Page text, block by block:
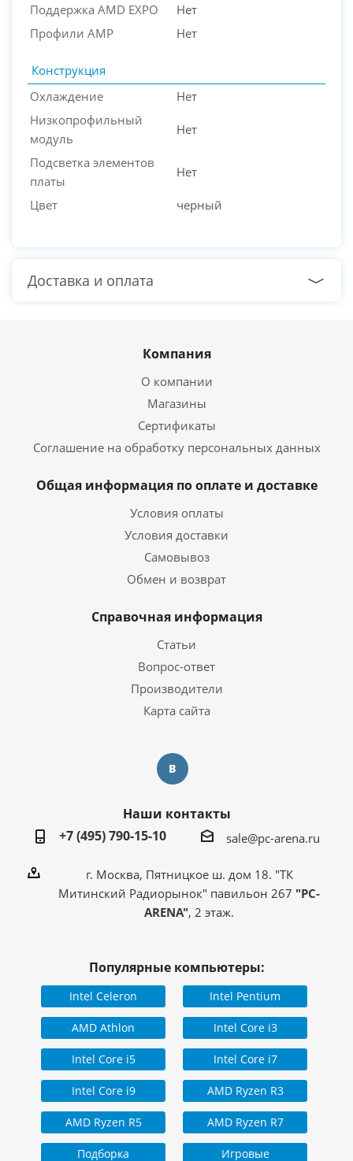
Поддержка AMD EXPO
Нет
Профили AMP
Нет
Конструкция
Охлаждение
Нет
Низкопрофильный
модуль
Нет
Подсветка элементов
платы
Нет
Цвет черный
Доставка и оплата
Компания
О компании
Магазины
Сертификаты
Соглашение на обработку персональных данных
Общая информация по оплате и доставке
Условия оплаты
Условия доставки
Самовывоз
Обмен и возврат
Справочная информация
Статьи
Вопрос-ответ
Производители
Карта сайта
Наши контакты
+7 (495) 790-15-10
sale@pc-arena.ru
г. Москва, Пятницкое ш. дом 18. "ТК
Митинский Радиорынок" павильон 267 "PC-
ARENA", 2 этаж.
Популярные компьютеры:
Intel Celeron Intel Pentium
AMD Athlon Intel Core i3
Intel Core i5 Intel Core i7
Intel Core i9 AMD Ryzen R3
AMD Ryzen R5 AMD Ryzen R7
Подборка Игровые